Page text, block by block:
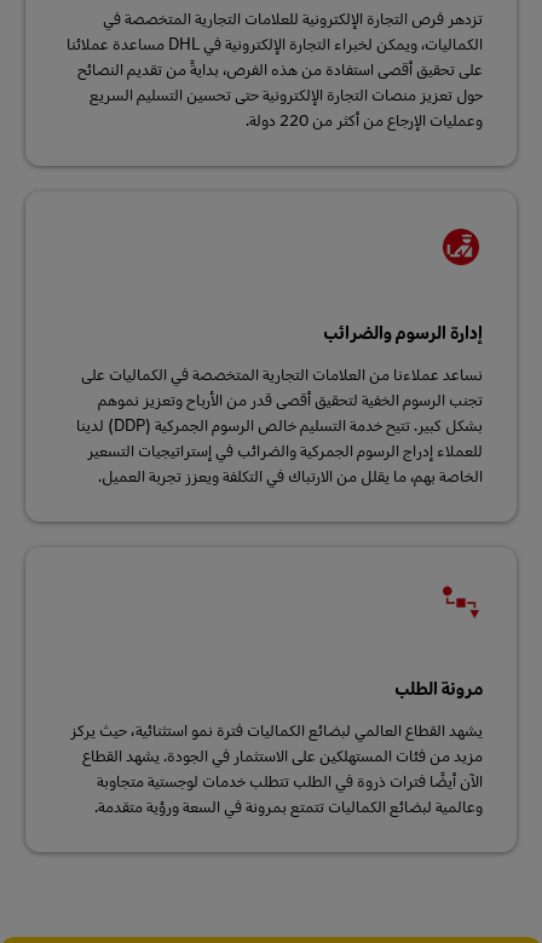
تزدهر فرص التجارة الإلكترونية للعلامات التجارية المتخصصة في
الكماليات، ويمكن لخبراء التجارة الإلكترونية في DHL مساعدة عملائنا
على تحقيق أقصى استفادة من هذه الفرص، بدايةً من تقديم النصائح
حول تعزيز منصات التجارة الإلكترونية حتى تحسين التسليم السريع
وعمليات الإرجاع من أكثر من 220 دولة.
إدارة الرسوم والضرائب
نساعد عملاءنا من العلامات التجارية المتخصصة في الكماليات على
تجنب الرسوم الخفية لتحقيق أقصى قدر من الأرباح وتعزيز نموهم
بشكل كبير. تتيح خدمة التسليم خالص الرسوم الجمركية (DDP) لدينا
للعملاء إدراج الرسوم الجمركية والضرائب في إستراتيجيات التسعير
الخاصة بهم، ما يقلل من الارتباك في التكلفة ويعزز تجربة العميل.
مرونة الطلب
يشهد القطاع العالمي لبضائع الكماليات فترة نمو استثنائية، حيث يركز
مزيد من فئات المستهلكين على الاستثمار في الجودة. يشهد القطاع
الآن أيضًا فترات ذروة في الطلب تتطلب خدمات لوجستية متجاوبة
وعالمية لبضائع الكماليات تتمتع بمرونة في السعة ورؤية متقدمة.